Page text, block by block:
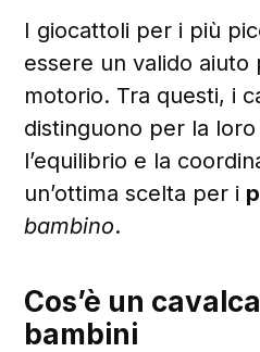
I giocattoli per i più
essere un valido
motorio. Tra questi, i
distinguono per la
l’equilibrio e la
un’ottima scelta per i
bambino.
Cos’è un
bambini